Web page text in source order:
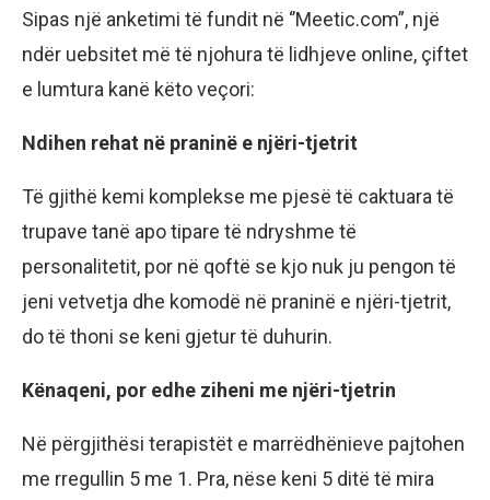
Sipas një anketimi të fundit në ‘’Meetic.com”, një
ndër uebsitet më të njohura të lidhjeve online, çiftet
e lumtura kanë këto veçori:
Ndihen rehat në praninë e njëri-tjetrit
Të gjithë kemi komplekse me pjesë të caktuara të
trupave tanë apo tipare të ndryshme të
personalitetit, por në qoftë se kjo nuk ju pengon të
jeni vetvetja dhe komodë në praninë e njëri-tjetrit,
do të thoni se keni gjetur të duhurin.
Kënaqeni, por edhe ziheni me njëri-tjetrin
Në përgjithësi terapistët e marrëdhënieve pajtohen
me rregullin 5 me 1. Pra, nëse keni 5 ditë të mira